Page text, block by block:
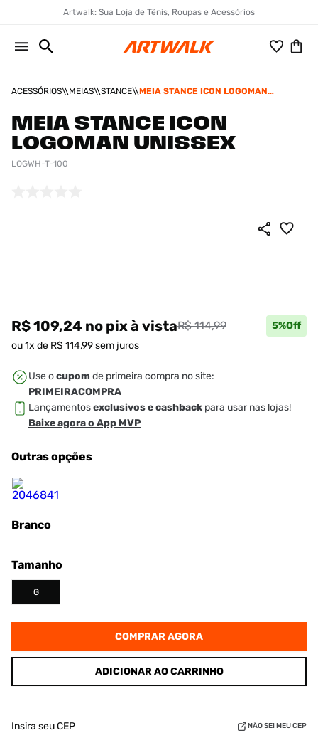
Artwalk: Sua Loja de Tênis, Roupas e Acessórios
ACESSÓRIOS MEIAS STANCE
MEIA STANCE ICON LOGOMAN
MEIA STANCE ICON
LOGOMAN UNISSEX
LOGWH-T-100
R$ 109,24 no pixà vistaR$ 114,99 5%Off
ou1x de R$ 114,99sem juros
Use ocupom de primeira compra no site:
PRIMEIRACOMPRA
Lançamentosexclusivos e cashback para usar nas lojas!
Baixe agora o App MVP
Outras opções
Branco
Tamanho
G
COMPRAR AGORA
ADICIONAR AO CARRINHO
Insira seu CEP NÃO SEI MEU CEP